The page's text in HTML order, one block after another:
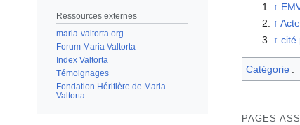
Ressources externes
maria-valtorta.org
Forum Maria Valtorta
Index Valtorta
Témoignages
Fondation Héritière de Maria
Valtorta
↑
↑
↑ cité
Catégorie :
PAGES